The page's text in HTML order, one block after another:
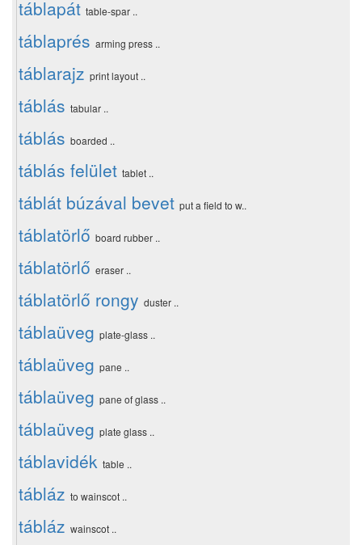
táblapát table-spar ..
táblaprés arming press ..
táblarajz print layout ..
táblás tabular ..
táblás boarded ..
táblás felület tablet ..
táblát búzával bevet put a field to w..
táblatörlő board rubber ..
táblatörlő eraser ..
táblatörlő rongy duster ..
táblaüveg plate-glass ..
táblaüveg pane ..
táblaüveg pane of glass ..
táblaüveg plate glass ..
táblavidék table ..
tábláz to wainscot ..
tábláz wainscot ..